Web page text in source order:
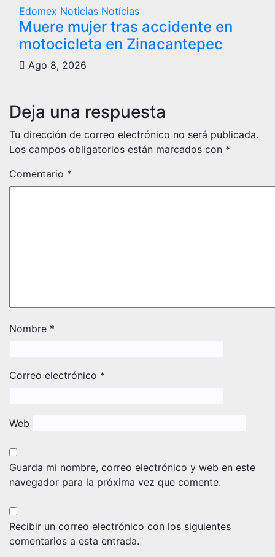
Edomex Noticias Notícias
Muere mujer tras accidente en
motocicleta en Zinacantepec
Ago 8, 2026
Deja una respuesta
Tu dirección de correo electrónico no será publicada.
Los campos obligatorios están marcados con *
Comentario *
Nombre *
Correo electrónico *
Web
Guarda mi nombre, correo electrónico y web en este
navegador para la próxima vez que comente.
Recibir un correo electrónico con los siguientes
comentarios a esta entrada.